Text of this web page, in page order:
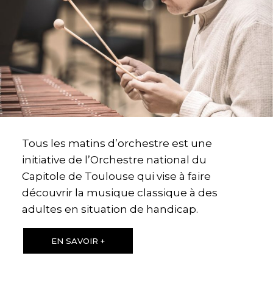
Tous les matins d’orchestre est une
initiative de l’Orchestre national du
Capitole de Toulouse qui vise à faire
découvrir la musique classique à des
adultes en situation de handicap.
EN SAVOIR +